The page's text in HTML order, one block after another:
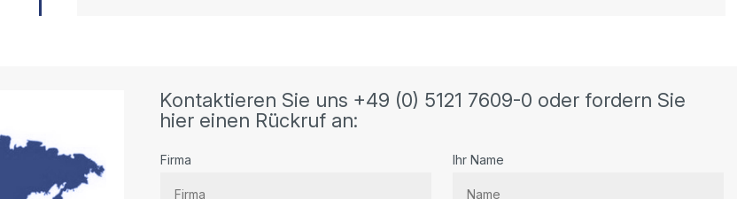
Kontaktieren Sie uns +49 (0) 5121 7609-0 oder fordern Sie
hier einen Rückruf an:
Firma Ihr Name